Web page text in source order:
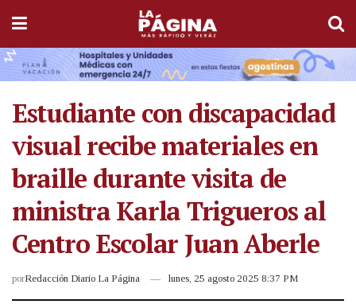
Estudiante con discapacidad
visual recibe materiales en
braille durante visita de
ministra Karla Trigueros al
Centro Escolar Juan Aberle
porRedacción Diario La Página lunes, 25 agosto 2025 8:37 PM